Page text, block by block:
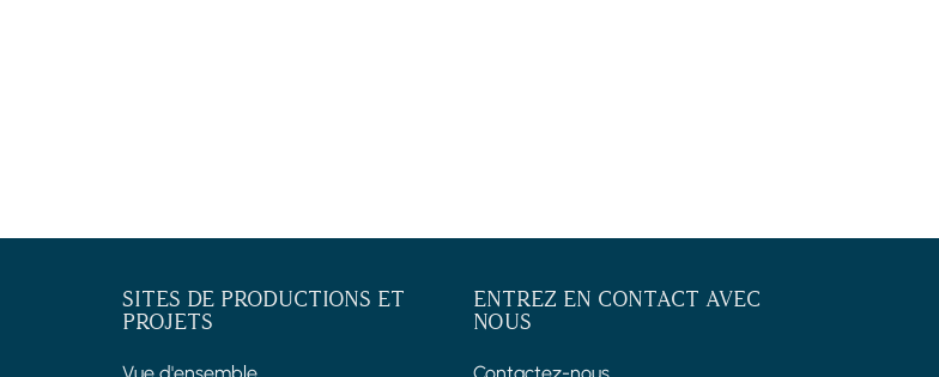
SITES DE PRODUCTIONS ET
PROJETS
ENTREZ EN CONTACT AVEC
NOUS